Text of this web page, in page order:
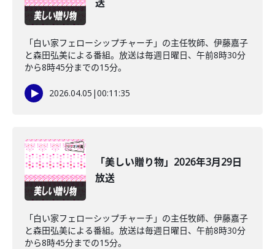
「白い家フェローシップチャーチ」の主任牧師、伊藤嘉子
と森田弘美による番組。放送は毎週日曜日、午前8時30分
から8時45分までの15分。
2026.04.05 |00:11:35
「美しい贈り物」2026年3月29日
放送
「白い家フェローシップチャーチ」の主任牧師、伊藤嘉子
と森田弘美による番組。放送は毎週日曜日、午前8時30分
から8時45分までの15分。